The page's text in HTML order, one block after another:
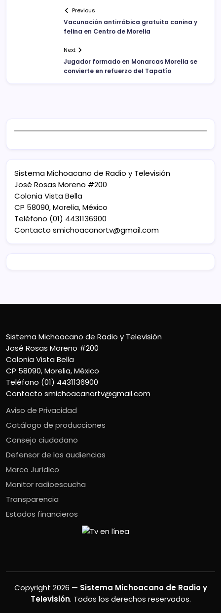
Previous
Vacunación antirrábica gratuita canina y
felina en Centro de Morelia
Next
Jugador formado en Monarcas Morelia se
convierte en refuerzo del Tapatío
Sistema Michoacano de Radio y Televisión
José Rosas Moreno #200
Colonia Vista Bella
CP 58090, Morelia, México
Teléfono (01) 4431136900
Contacto smichoacanortv@gmail.com
Sistema Michoacano de Radio y Televisión
José Rosas Moreno #200
Colonia Vista Bella
CP 58090, Morelia, México
Teléfono (01) 4431136900
Contacto smichoacanortv@gmail.com
Aviso de Privacidad
Catálogo de producciones
Consejo ciudadano
Defensor de las audiencias
Marco Jurídico
Monitor radioescucha
Transparencia
Estados financieros
Copyright 2026 — Sistema Michoacano de Radio y
Televisión. Todos los derechos reservados.